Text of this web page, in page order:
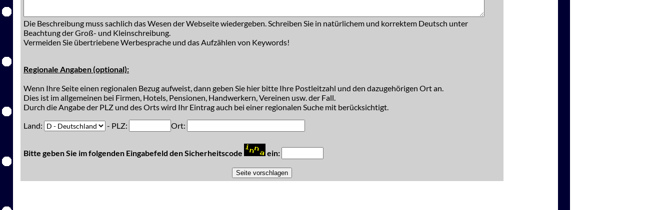
Die Beschreibung muss sachlich das Wesen der Webseite wiedergeben. Schreiben Sie in natürlichem und korrektem Deutsch unter
Beachtung der Groß- und Kleinschreibung.
Vermeiden Sie übertriebene Werbesprache und das Aufzählen von Keywords!
Regionale Angaben (optional):
Wenn Ihre Seite einen regionalen Bezug aufweist, dann geben Sie hier bitte Ihre Postleitzahl und den dazugehörigen Ort an.
Dies ist im allgemeinen bei Firmen, Hotels, Pensionen, Handwerkern, Vereinen usw. der Fall.
Durch die Angabe der PLZ und des Orts wird Ihr Eintrag auch bei einer regionalen Suche mit berücksichtigt.
Land:
- PLZ: Ort:
Bitte geben Sie im folgenden Eingabefeld den Sicherheitscode ein: